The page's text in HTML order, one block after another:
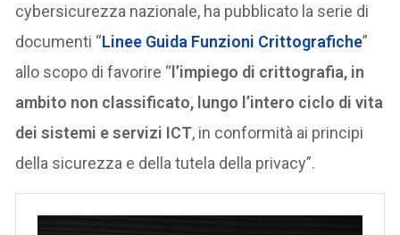
cybersicurezza nazionale, ha pubblicato la serie di
documenti “Linee Guida Funzioni Crittografiche”
allo scopo di favorire “l’impiego di crittografia, in
ambito non classificato, lungo l’intero ciclo di vita
dei sistemi e servizi ICT, in conformità ai principi
della sicurezza e della tutela della privacy”.